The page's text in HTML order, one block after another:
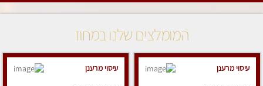
המומלצים שלנו במחוז
עיסוי מרענן
עיסוי מרענן